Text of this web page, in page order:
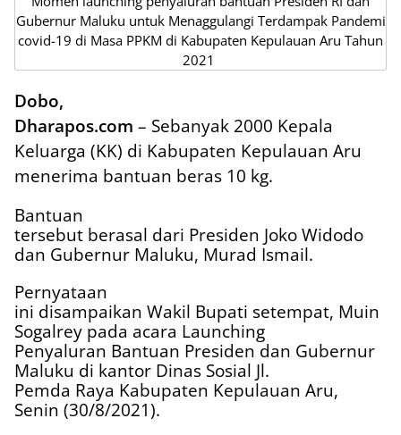
Gubernur Maluku untuk Menaggulangi Terdampak Pandemi
covid-19 di Masa PPKM di Kabupaten Kepulauan Aru Tahun
2021
Dobo,
Dharapos.com – Sebanyak 2000 Kepala
Keluarga (KK) di Kabupaten Kepulauan Aru
menerima bantuan beras 10 kg.
Bantuan
tersebut berasal dari Presiden Joko Widodo
dan Gubernur Maluku, Murad Ismail.
Pernyataan
ini disampaikan Wakil Bupati setempat, Muin
Sogalrey pada acara Launching
Penyaluran Bantuan Presiden dan Gubernur
Maluku di kantor Dinas Sosial Jl.
Pemda Raya Kabupaten Kepulauan Aru,
Senin (30/8/2021).